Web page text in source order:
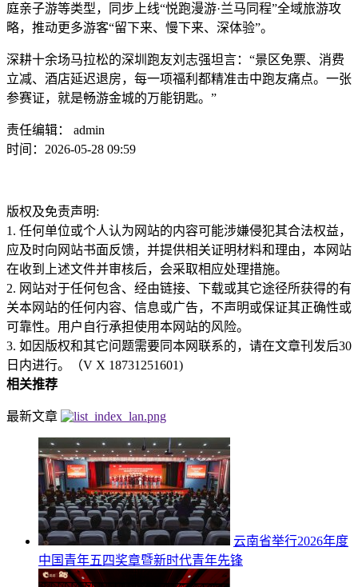
庭亲子游等类型，同步上线“悦跑漫游·兰马同程”全域旅游攻
略，推动更多游客“留下来、慢下来、深体验”。
深耕十余场马拉松的深圳跑友刘志强坦言：“景区免票、消费
立减、酒店延迟退房，每一项福利都精准击中跑友痛点。一张
参赛证，就是畅游金城的万能钥匙。”
责任编辑： admin
时间：2026-05-28 09:59
版权及免责声明:
1. 任何单位或个人认为网站的内容可能涉嫌侵犯其合法权益，
应及时向网站书面反馈，并提供相关证明材料和理由，本网站
在收到上述文件并审核后，会采取相应处理措施。
2. 网站对于任何包含、经由链接、下载或其它途径所获得的有
关本网站的任何内容、信息或广告，不声明或保证其正确性或
可靠性。用户自行承担使用本网站的风险。
3. 如因版权和其它问题需要同本网联系的，请在文章刊发后30
日内进行。（V X 18731251601)
相关推荐
最新文章
云南省举行2026年度
中国青年五四奖章暨新时代青年先锋